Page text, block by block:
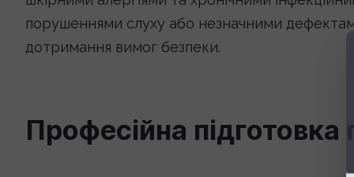
порушеннями слуху або незначними
дотримання вимог безпеки.
Професійна підготовка